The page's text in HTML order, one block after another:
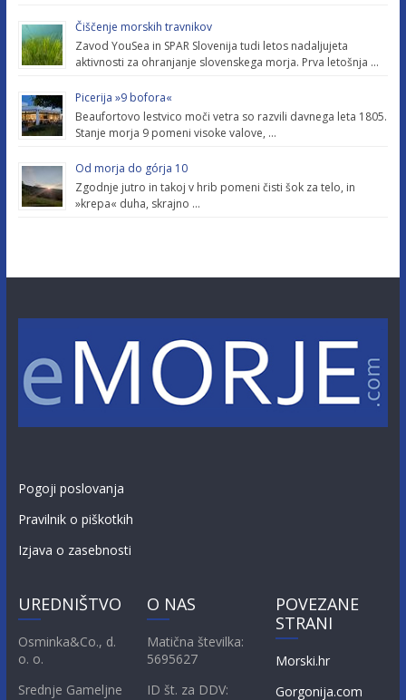
Čiščenje morskih travnikov
Zavod YouSea in SPAR Slovenija tudi letos nadaljujeta
aktivnosti za ohranjanje slovenskega morja. Prva letošnja …
Picerija »9 bofora«
Beaufortovo lestvico moči vetra so razvili davnega leta 1805.
Stanje morja 9 pomeni visoke valove, …
Od morja do górja 10
Zgodnje jutro in takoj v hrib pomeni čisti šok za telo, in
»krepa« duha, skrajno …
Pogoji poslovanja
Pravilnik o piškotkih
Izjava o zasebnosti
UREDNIŠTVO
Osminka&Co., d.
o. o.
Srednje Gameljne
O NAS
Matična številka:
5695627
ID št. za DDV:
POVEZANE
STRANI
Morski.hr
Gorgonija.com